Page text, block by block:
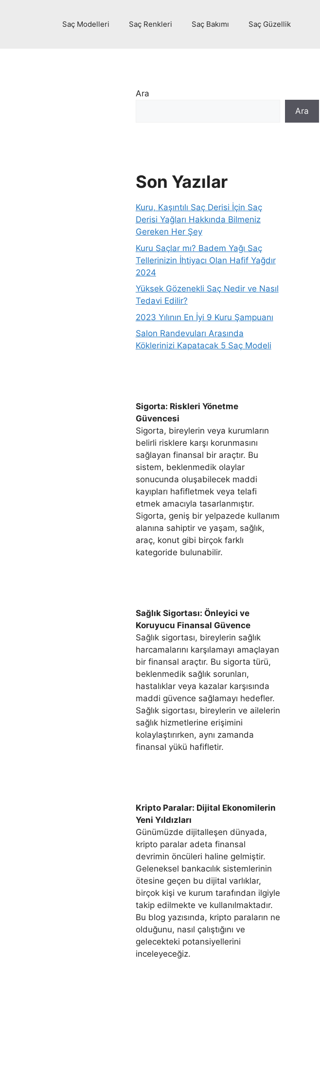
Saç Modelleri Saç Renkleri Saç Bakımı Saç Güzellik
Ara
Ara
Son Yazılar
Kuru, Kaşıntılı Saç Derisi İçin Saç
Derisi Yağları Hakkında Bilmeniz
Gereken Her Şey
Kuru Saçlar mı? Badem Yağı Saç
Tellerinizin İhtiyacı Olan Hafif Yağdır
2024
Yüksek Gözenekli Saç Nedir ve Nasıl
Tedavi Edilir?
2023 Yılının En İyi 9 Kuru Şampuanı
Salon Randevuları Arasında
Köklerinizi Kapatacak 5 Saç Modeli
Sigorta: Riskleri Yönetme
Güvencesi
Sigorta, bireylerin veya kurumların
belirli risklere karşı korunmasını
sağlayan finansal bir araçtır. Bu
sistem, beklenmedik olaylar
sonucunda oluşabilecek maddi
kayıpları hafifletmek veya telafi
etmek amacıyla tasarlanmıştır.
Sigorta, geniş bir yelpazede kullanım
alanına sahiptir ve yaşam, sağlık,
araç, konut gibi birçok farklı
kategoride bulunabilir.
Sağlık Sigortası: Önleyici ve
Koruyucu Finansal Güvence
Sağlık sigortası, bireylerin sağlık
harcamalarını karşılamayı amaçlayan
bir finansal araçtır. Bu sigorta türü,
beklenmedik sağlık sorunları,
hastalıklar veya kazalar karşısında
maddi güvence sağlamayı hedefler.
Sağlık sigortası, bireylerin ve ailelerin
sağlık hizmetlerine erişimini
kolaylaştırırken, aynı zamanda
finansal yükü hafifletir.
Kripto Paralar: Dijital Ekonomilerin
Yeni Yıldızları
Günümüzde dijitalleşen dünyada,
kripto paralar adeta finansal
devrimin öncüleri haline gelmiştir.
Geleneksel bankacılık sistemlerinin
ötesine geçen bu dijital varlıklar,
birçok kişi ve kurum tarafından ilgiyle
takip edilmekte ve kullanılmaktadır.
Bu blog yazısında, kripto paraların ne
olduğunu, nasıl çalıştığını ve
gelecekteki potansiyellerini
inceleyeceğiz.